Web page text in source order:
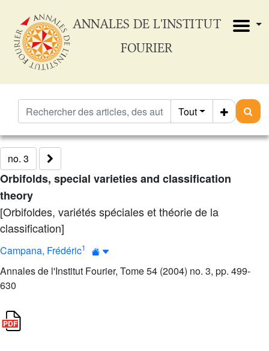
ANNALES DE L'INSTITUT
FOURIER
Tout
no. 3
Orbifolds, special varieties and classification
theory
[Orbifoldes, variétés spéciales et théorie de la
classification]
Campana, Frédéric1
Annales de l'Institut Fourier, Tome 54 (2004) no. 3, pp. 499-
630